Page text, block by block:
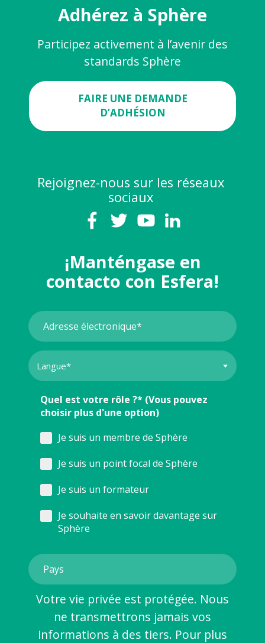
Adhérez à Sphère
Participez activement à l’avenir des
standards Sphère
FAIRE UNE DEMANDE
D’ADHÉSION
Rejoignez-nous sur les réseaux
sociaux
¡Manténgase en
contacto con Esfera!
Quel est votre rôle ?* (Vous pouvez
choisir plus d'une option)
Je suis un membre de Sphère
Je suis un point focal de Sphère
Je suis un formateur
Je souhaite en savoir davantage sur
Sphère
Votre vie privée est protégée. Nous
ne transmettrons jamais vos
informations à des tiers. Pour plus